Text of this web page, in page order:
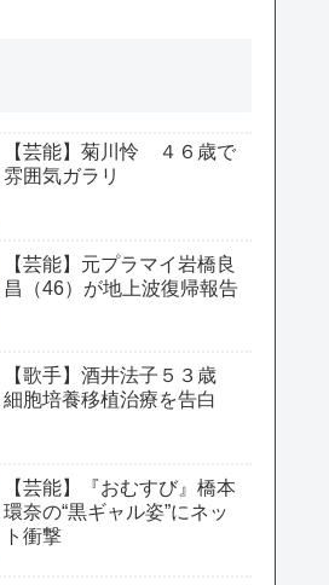
【芸能】菊川怜 ４６歳で
雰囲気ガラリ
【芸能】元プラマイ岩橋良
昌（46）が地上波復帰報告
【歌手】酒井法子５３歳
細胞培養移植治療を告白
【芸能】『おむすび』橋本
環奈の“黒ギャル姿”にネッ
ト衝撃